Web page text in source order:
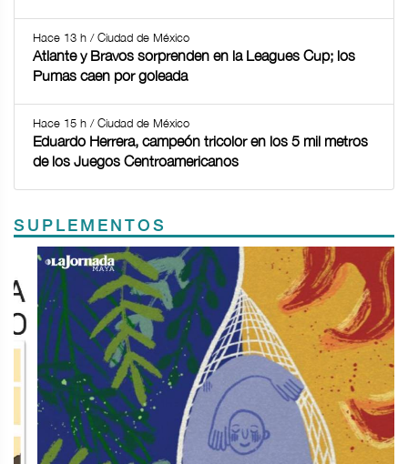
Hace 13 h / Ciudad de México
Atlante y Bravos sorprenden en la Leagues Cup; los
Pumas caen por goleada
Hace 15 h / Ciudad de México
Eduardo Herrera, campeón tricolor en los 5 mil metros
de los Juegos Centroamericanos
SUPLEMENTOS